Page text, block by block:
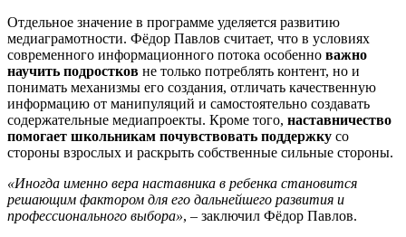
Отдельное значение в программе уделяется развитию
медиаграмотности. Фёдор Павлов считает, что в условиях
современного информационного потока особенно важно
научить подростков не только потреблять контент, но и
понимать механизмы его создания, отличать качественную
информацию от манипуляций и самостоятельно создавать
содержательные медиапроекты. Кроме того, наставничество
помогает школьникам почувствовать поддержку со
стороны взрослых и раскрыть собственные сильные стороны.
«Иногда именно вера наставника в ребенка становится
решающим фактором для его дальнейшего развития и
профессионального выбора», – заключил Фёдор Павлов.